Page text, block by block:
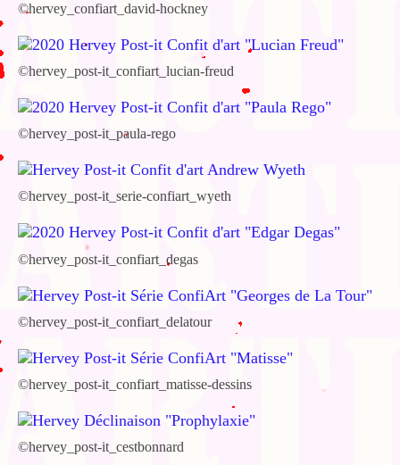
©hervey_confiart_david-hockney
©hervey_post-it_confiart_lucian-freud
©hervey_post-it_paula-rego
©hervey_post-it_serie-confiart_wyeth
©hervey_post-it_confiart_degas
©hervey_post-it_confiart_delatour
©hervey_post-it_confiart_matisse-dessins
©hervey_post-it_cestbonnard